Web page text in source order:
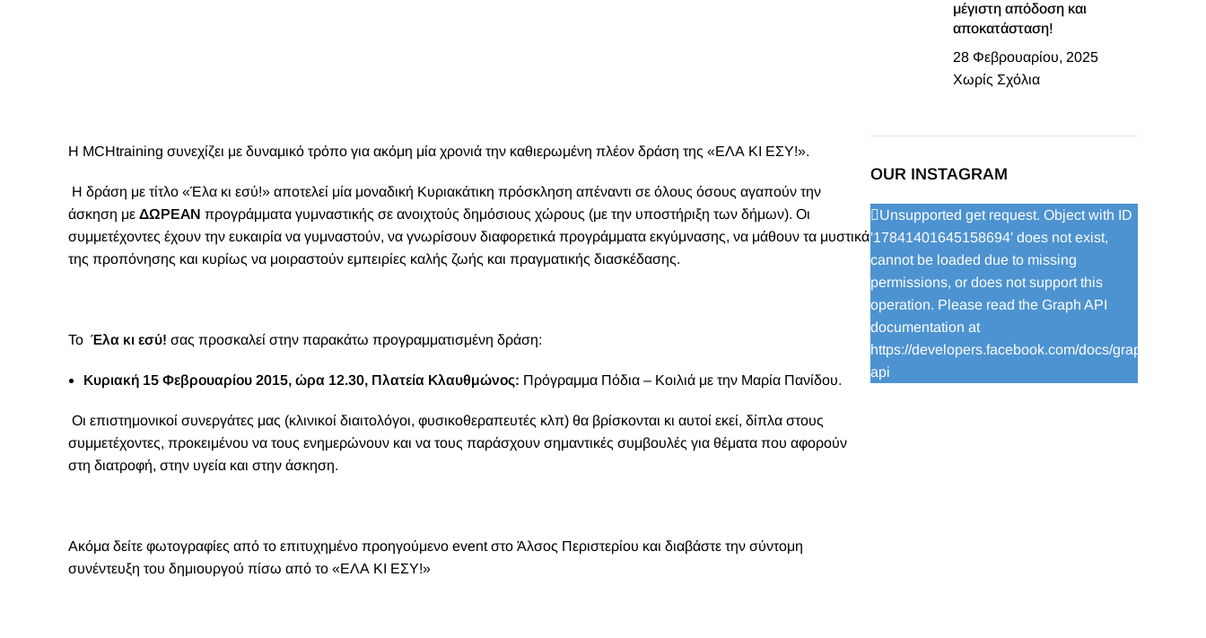
Η MCHtraining συνεχίζει με δυναμικό τρόπο για ακόμη μία χρονιά την καθιερωμένη πλέον δράση της «ΕΛΑ ΚΙ ΕΣΥ!».
Η δράση με τίτλο «Έλα κι εσύ!» αποτελεί μία μοναδική Κυριακάτικη πρόσκληση απέναντι σε όλους όσους αγαπούν την
άσκηση με ΔΩΡΕΑΝ προγράμματα γυμναστικής σε ανοιχτούς δημόσιους χώρους (με την υποστήριξη των δήμων). Οι
συμμετέχοντες έχουν την ευκαιρία να γυμναστούν, να γνωρίσουν διαφορετικά προγράμματα εκγύμνασης, να μάθουν τα μυστικά
της προπόνησης και κυρίως να μοιραστούν εμπειρίες καλής ζωής και πραγματικής διασκέδασης.
Το Έλα κι εσύ! σας προσκαλεί στην παρακάτω προγραμματισμένη δράση:
Κυριακή 15 Φεβρουαρίου 2015, ώρα 12.30, Πλατεία Κλαυθμώνος: Πρόγραμμα Πόδια – Κοιλιά με την Μαρία Πανίδου.
Οι επιστημονικοί συνεργάτες μας (κλινικοί διαιτολόγοι, φυσικοθεραπευτές κλπ) θα βρίσκονται κι αυτοί εκεί, δίπλα στους
συμμετέχοντες, προκειμένου να τους ενημερώνουν και να τους παράσχουν σημαντικές συμβουλές για θέματα που αφορούν
στη διατροφή, στην υγεία και στην άσκηση.
Ακόμα δείτε φωτογραφίες από το επιτυχημένο προηγούμενο event στο Άλσος Περιστερίου και διαβάστε την σύντομη
συνέντευξη του δημιουργού πίσω από το «ΕΛΑ ΚΙ ΕΣΥ!»
μέγιστη απόδοση και
αποκατάσταση!
28 Φεβρουαρίου, 2025
Χωρίς Σχόλια
OUR INSTAGRAM
Unsupported get request. Object with ID
'17841401645158694' does not exist,
cannot be loaded due to missing
permissions, or does not support this
operation. Please read the Graph API
documentation at
https://developers.facebook.com/docs/graph-
api